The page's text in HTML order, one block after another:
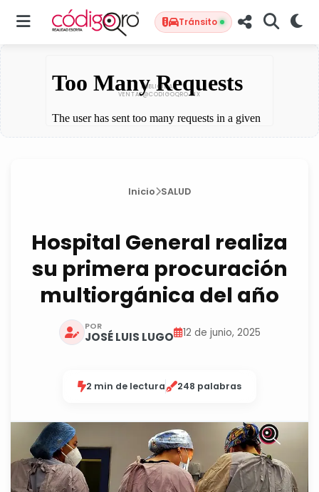
Tránsito
Inicio SALUD
Hospital General realiza
su primera procuración
multiorgánica del año
POR
JOSÉ LUIS LUGO 12 de junio, 2025
2 min de lectura 248 palabras